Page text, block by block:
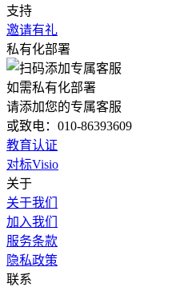
支持
邀请有礼
私有化部署
如需私有化部署
请添加您的专属客服
或致电：010-86393609
教育认证
对标Visio
关于
关于我们
加入我们
服务条款
隐私政策
联系